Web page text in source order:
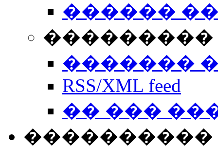
������
���������
�������
RSS/XML feed
�� ���
����������